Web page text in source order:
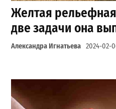
Желтая
две задачи она
Александра Игнатьева 2024-02-